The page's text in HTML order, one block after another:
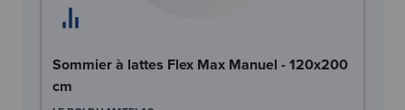
Sommier à lattes Flex Max Manuel - 120x200
cm